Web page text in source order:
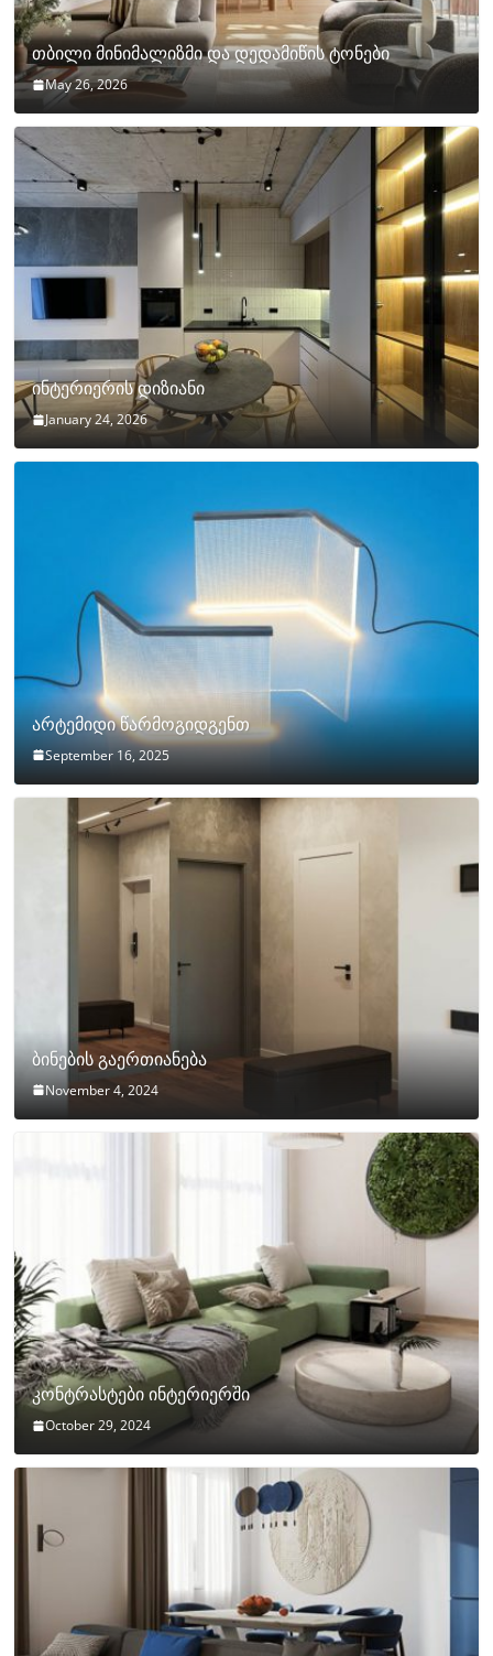
თბილი მინიმალიზმი და დედამიწის ტონები
May 26, 2026
ინტერიერის დიზიანი
January 24, 2026
არტემიდი წარმოგიდგენთ
September 16, 2025
ბინების გაერთიანება
November 4, 2024
კონტრასტები ინტერიერში
October 29, 2024